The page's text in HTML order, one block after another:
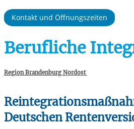
Kontakt und Öffnungszeiten
Berufliche
Region Brandenburg Nordost
Deutschen